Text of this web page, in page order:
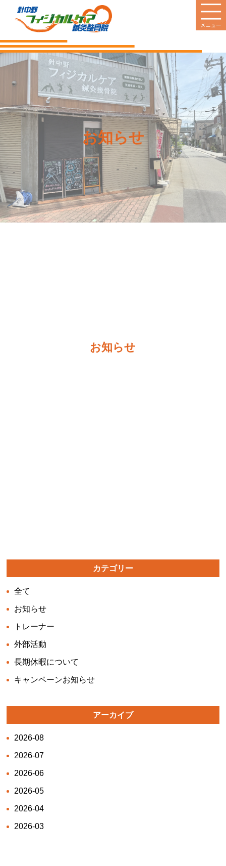
HOME
当院のご案内
診療案内
営業日
新着情報
患者様の声
Q&A
お知らせ
お知らせ
カテゴリー
全て
お知らせ
トレーナー
外部活動
長期休暇について
キャンペーンお知らせ
アーカイブ
2026-08
2026-07
2026-06
2026-05
2026-04
2026-03